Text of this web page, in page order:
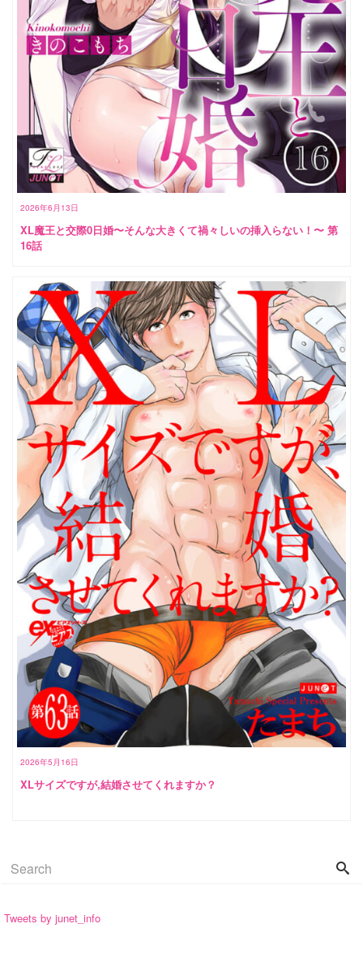
2026年6月13日
XL魔王と交際0日婚〜そんな大きくて禍々しいの挿入らない！〜 第
16話
2026年5月16日
XLサイズですが,結婚させてくれますか？
Tweets by junet_info